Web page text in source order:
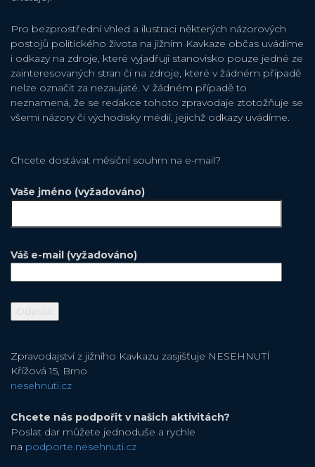
Pro bezprostřední vhled a ilustraci některých názorových
postojů politického života na jižním Kavkaze občas uvádíme
i odkazy na zdroje, které vyjadřují stanovisko pouze jedné ze
zainteresovaných stran či na zdroje, které v žádném případě
nelze označit za nezaujaté. V žádném případě to
neznamená, že se redakce tohoto zpravodaje ztotožňuje se
všemi názory či východisky médií, jejichž odkazy uvádíme.
Chcete dostávat měsiční souhrn na e-mail?
Vaše jméno (vyžadováno)
Váš e-mail (vyžadováno)
Zpravodajství z jižního Kavkazu zasjišťuje NESEHNUTÍ
Křížová 15, Brno
nesehnuti.cz
Chcete nás podpořit v našich aktivitách?
Poslat dar můžete jednoduše a rychle
na podporte.nesehnuti.cz